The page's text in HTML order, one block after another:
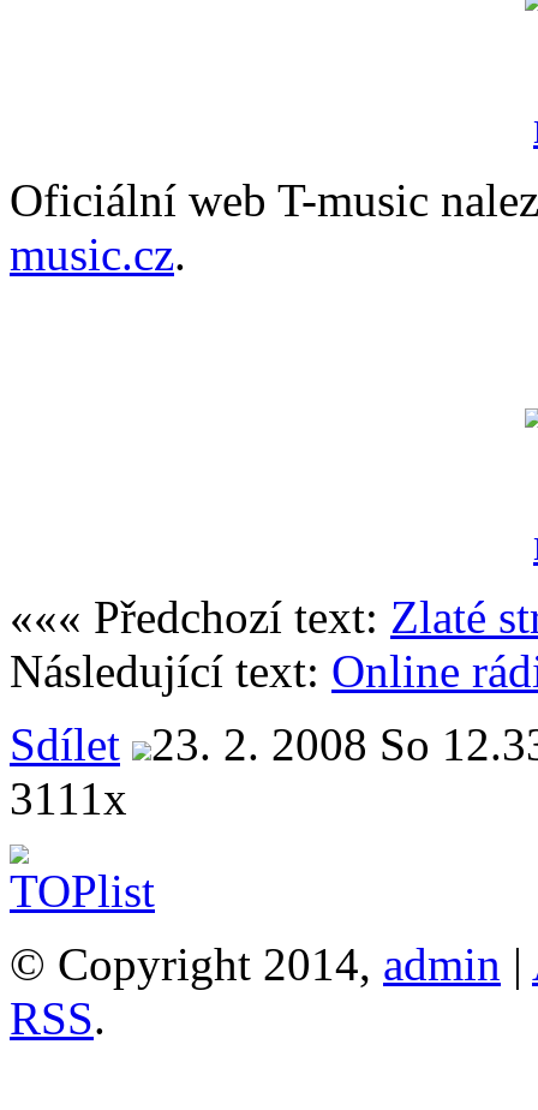
Oficiální web T-music
music.cz.
««« Předchozí text: Zlaté
Následující text: Online
Sdílet
23. 2. 2008 So
3111x
© Copyright 2014, admin |
RSS.